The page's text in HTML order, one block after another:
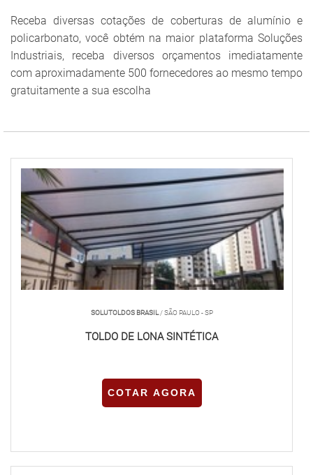
Receba diversas cotações de coberturas de alumínio e
policarbonato, você obtém na maior plataforma Soluções
Industriais, receba diversos orçamentos imediatamente
com aproximadamente 500 fornecedores ao mesmo tempo
gratuitamente a sua escolha
SOLUTOLDOS BRASIL/ SÃO PAULO - SP
TOLDO DE LONA SINTÉTICA
COTAR AGORA